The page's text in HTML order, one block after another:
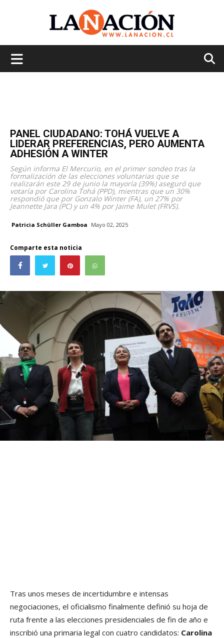
PANEL CIUDADANO: TOHÁ VUELVE A
LIDERAR PREFERENCIAS, PERO AUMENTA
ADHESIÓN A WINTER
Según informa El Mercurio, en el primer sondeo tras la
formalización de las elecciones voluntarias que se
realizarán este 29 de junio la mayoría (39%) aseguró que
votaría por Carolina Tohá (PPD), mientras que un 30%
respondió que por Gonzalo Winter (FA), un 27% por
Jeannette Jara (PC) y un 4% por Jaime Mulet (FRVS).
Patricia Schüller Gamboa Mayo 02, 2025
Comparte esta noticia
Tras unos meses de incertidumbre e intensas
negociaciones, el oficialismo finalmente definió su hoja de
ruta frente a las elecciones presidenciales de fin de año e
inscribió una primaria legal con cuatro candidatos: Carolina